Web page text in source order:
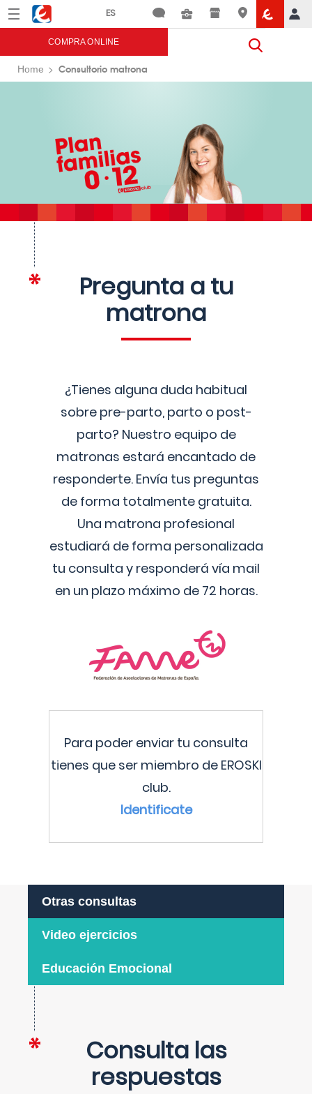
Menú Eroski
COMPRA ONLINE
Home Consultorio matrona
Pregunta a tu
matrona
¿Tienes alguna duda habitual
sobre pre-parto, parto o post-
parto? Nuestro equipo de
matronas estará encantado de
responderte. Envía tus preguntas
de forma totalmente gratuita.
Una matrona profesional
estudiará de forma personalizada
tu consulta y responderá vía mail
en un plazo máximo de 72 horas.
Para poder enviar tu consulta
tienes que ser miembro de EROSKI
club.
Identificate
Otras consultas
Video ejercicios
Educación Emocional
Consulta las
respuestas